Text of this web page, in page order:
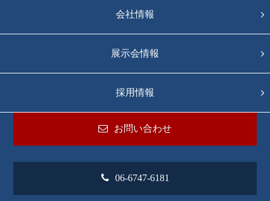
会社情報
展示会情報
採用情報
お問い合わせ
06-6747-6181